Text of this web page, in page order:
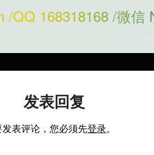
QQ 168318168 /微信
发表回复
发表评论，您必须先登录。